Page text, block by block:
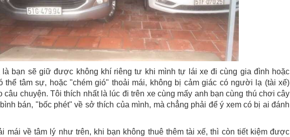
là bạn sẽ giữ được không khí riêng tư khi mình tự lái xe đi cùng gia đình hoặc
thể tâm sự, hoặc "chém gió" thoải mái, không bị cảm giác có người lạ (tài xế)
câu chuyện. Tôi thích nhất là lúc đi trên xe cùng mấy anh bạn cùng thú chơi cây
bán, "bốc phét" về sở thích của mình, mà chẳng phải để ý xem có bị ai đánh
mái về tâm lý như trên, khi bạn không thuê thêm tài xế, thì còn tiết kiệm được